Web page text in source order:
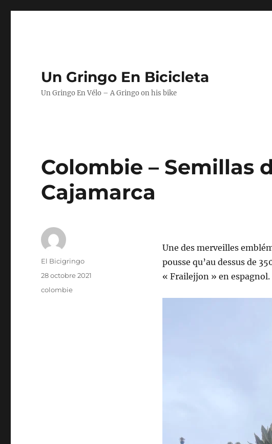
Un Gringo En Bicicleta
Un Gringo En Vélo – A Gringo on his bike
Colombie – Semillas
Cajamarca
Une des merveilles
pousse qu’au dessus de
« Frailejjon » en espagnol.
Auteur
El Bicigringo
Publié
28 octobre 2021
Étiquettes
colombie